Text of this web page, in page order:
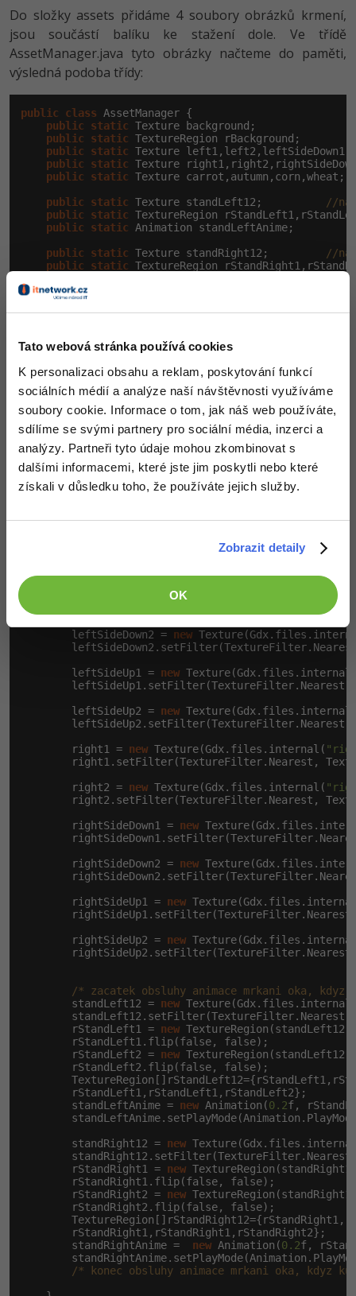
Tato webová stránka používá cookies
K personalizaci obsahu a reklam, poskytování funkcí
sociálních médií a analýze naší návštěvnosti využíváme
soubory cookie. Informace o tom, jak náš web používáte,
sdílíme se svými partnery pro sociální média, inzerci a
analýzy. Partneři tyto údaje mohou zkombinovat s
dalšími informacemi, které jste jim poskytli nebo které
získali v důsledku toho, že používáte jejich služby.
Zobrazit detaily
OK
Do složky assets přidáme 4 soubory obrázků krmení,
jsou součástí balíku ke stažení dole. Ve třídě
AssetManager.java tyto obrázky načteme do paměti,
výsledná podoba třídy:
public class AssetManager {
public
static Texture background;
public
static TextureRegion rBackground;
public
static Texture
public
static Texture
public
static Texture carrot,autumn,corn,wheat;
public
static Texture standLeft12;
//na
public
static TextureRegion
public
static Animation standLeftAnime;
public
static Texture standRight12;
//na
public
static TextureRegion
Animation standRightAnime;
public static void load() {
background.setFilter(TextureFilter.Nearest,
        rBackground =
new TextureRegion(background,
        rBackground.flip(false, true);
        carrot =
new Texture(Gdx.files.internal(
carrot.setFilter(TextureFilter.Nearest,
        autumn =
new Texture(Gdx.files.internal(
autumn.setFilter(TextureFilter.Nearest,
        corn =
new Texture(Gdx.files.internal(
corn.setFilter(TextureFilter.Nearest,
        wheat =
new Texture(Gdx.files.internal(
wheat.setFilter(TextureFilter.Nearest,
        left1 =
new Texture(Gdx.files.internal(
Texture(Gdx.files.internal(
        leftSideDown1 =
new
        leftSideDown2 =
new
        leftSideUp1 =
new
        leftSideUp2 =
new
        right1 =
new Texture(Gdx.files.internal(
right1.setFilter(TextureFilter.Nearest,
        right2 =
new Texture(Gdx.files.internal(
right2.setFilter(TextureFilter.Nearest,
        rightSideDown1 =
new
        rightSideDown2 =
new
        rightSideUp1 =
new
        rightSideUp2 =
new
/* zacatek obsluhy animace mrkani oka,
        standLeft12 =
new
        rStandLeft1 =
new TextureRegion(standLeft12,
        rStandLeft1.flip(false, false);
        rStandLeft2 =
new TextureRegion(standLeft12,
        rStandLeft2.flip(false, false);
        rStandLeft1,rStandLeft1,rStandLeft2};
        standLeftAnime =
new Animation(0.2f,
        standRight12 =
new
        rStandRight1 =
new
        rStandRight1.flip(false, false);
        rStandRight2 =
new
        rStandRight2.flip(false, false);
        rStandRight1,rStandRight1,rStandRight2};
        standRightAnime =
new Animation(0.2f,
/* konec obsluhy animace mrkani oka, kdyz